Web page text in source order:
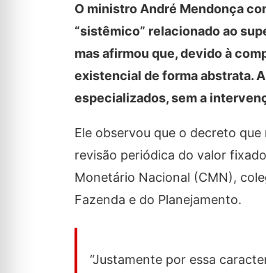
O ministro André Mendonça
“sistêmico” relacionado ao
mas afirmou que, devido à
existencial de forma abstrata.
especializados, sem a
Ele observou que o decreto
revisão periódica do valor
Monetário Nacional (CMN),
Fazenda e do Planejamento.
“Justamente por essa